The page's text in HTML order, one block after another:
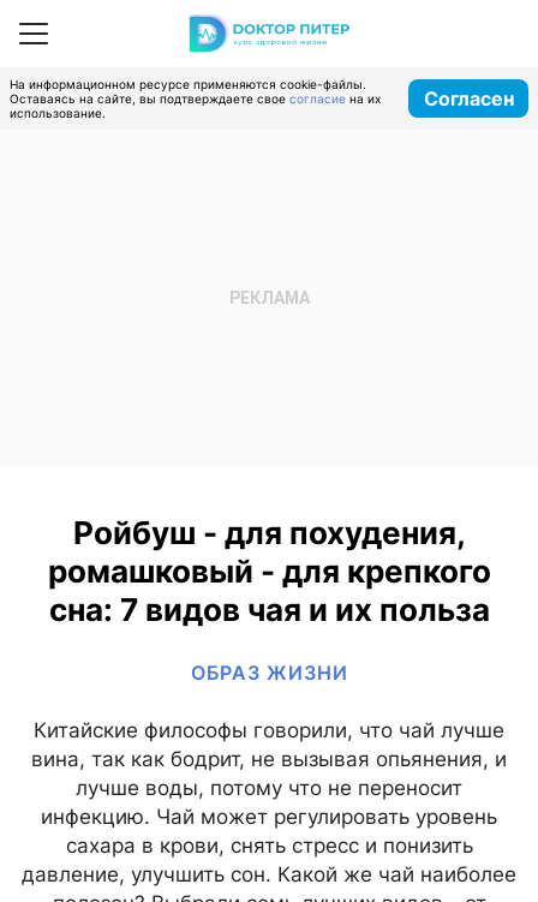
На информационном ресурсе применяются cookie-файлы.
Оставаясь на сайте, вы подтверждаете свое согласие на их
использование.
Согласен
Ройбуш - для похудения,
ромашковый - для крепкого
сна: 7 видов чая и их польза
ОБРАЗ ЖИЗНИ
Китайские философы говорили, что чай лучше
вина, так как бодрит, не вызывая опьянения, и
лучше воды, потому что не переносит
инфекцию. Чай может регулировать уровень
сахара в крови, снять стресс и понизить
давление, улучшить сон. Какой же чай наиболее